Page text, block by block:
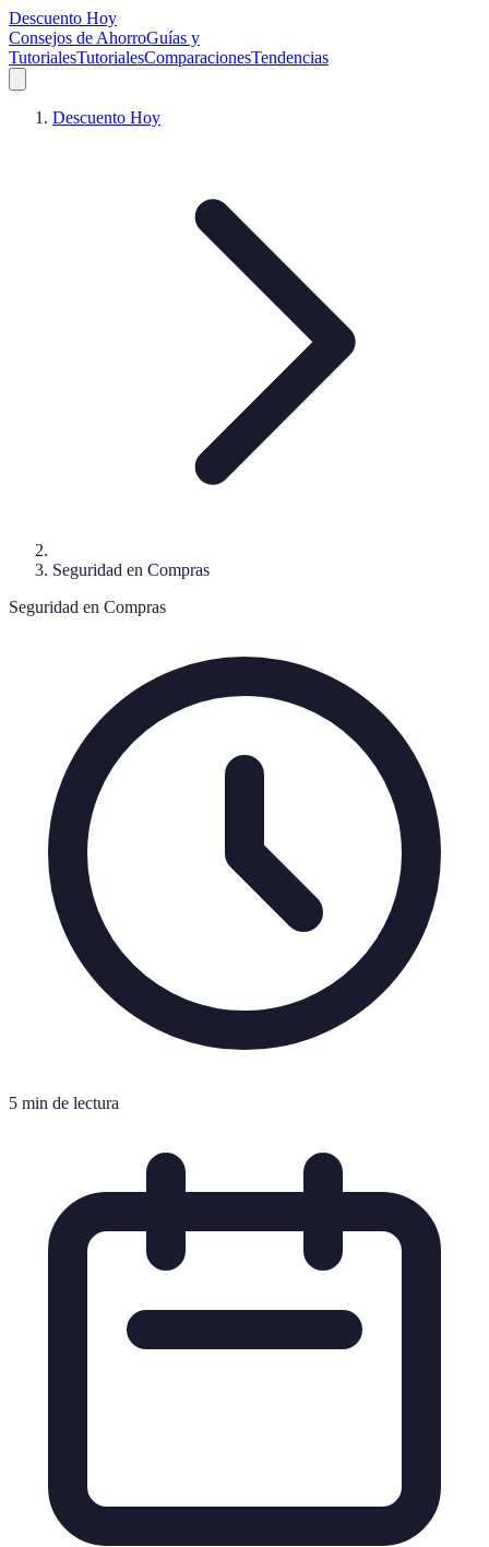
Descuento Hoy
Consejos de AhorroGuías y
TutorialesTutorialesComparacionesTendencias
Descuento Hoy
Seguridad en Compras
Seguridad en Compras
5 min de lectura